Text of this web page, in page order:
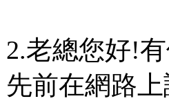
2.老總您好!
先前在網路